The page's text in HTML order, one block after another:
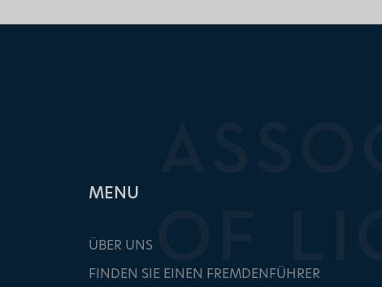
ΜΕΝU
ÜBER UNS
FINDEN SIE EINEN FREMDENFÜHRER